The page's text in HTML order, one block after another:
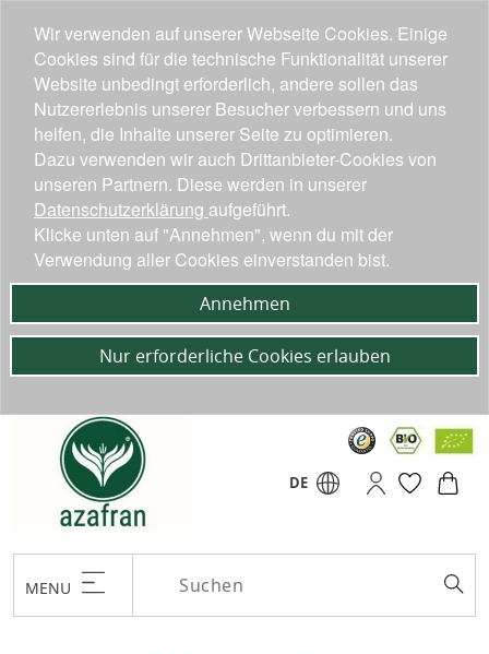
DE
MENU
Wir verwenden auf unserer Webseite Cookies. Einige
Cookies sind für die technische Funktionalität unserer
Website unbedingt erforderlich, andere sollen das
Nutzererlebnis unserer Besucher verbessern und uns
helfen, die Inhalte unserer Seite zu optimieren.
Dazu verwenden wir auch Drittanbieter-Cookies von
unseren Partnern. Diese werden in unserer
Datenschutzerklärung aufgeführt.
Klicke unten auf "Annehmen", wenn du mit der
Verwendung aller Cookies einverstanden bist.
Annehmen
Nur erforderliche Cookies erlauben